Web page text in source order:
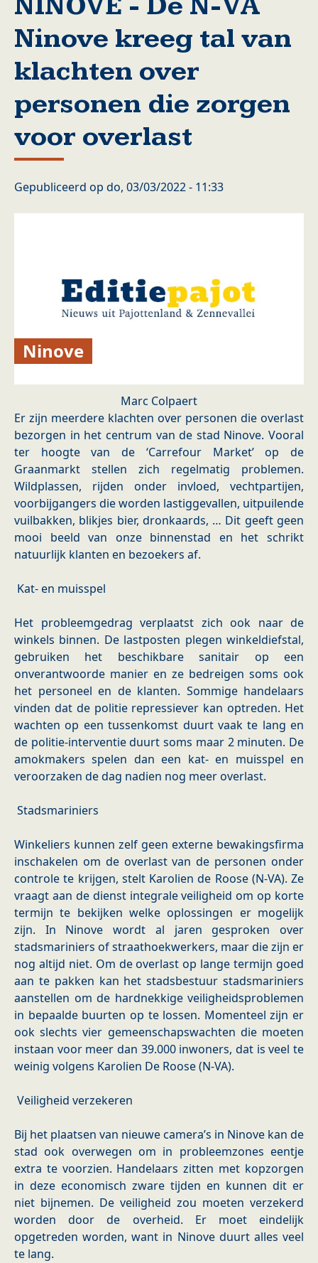
Ninove kreeg tal van
klachten over
personen die zorgen
voor overlast
Gepubliceerd op do, 03/03/2022 - 11:33
Ninove
Marc Colpaert
Er zijn meerdere klachten over personen die overlast
bezorgen in het centrum van de stad Ninove. Vooral
ter hoogte van de ‘Carrefour Market’ op de
Graanmarkt stellen zich regelmatig problemen.
Wildplassen, rijden onder invloed, vechtpartijen,
voorbijgangers die worden lastiggevallen, uitpuilende
vuilbakken, blikjes bier, dronkaards, … Dit geeft geen
mooi beeld van onze binnenstad en het schrikt
natuurlijk klanten en bezoekers af.
Kat- en muisspel
Het probleemgedrag verplaatst zich ook naar de
winkels binnen. De lastposten plegen winkeldiefstal,
gebruiken het beschikbare sanitair op een
onverantwoorde manier en ze bedreigen soms ook
het personeel en de klanten. Sommige handelaars
vinden dat de politie repressiever kan optreden. Het
wachten op een tussenkomst duurt vaak te lang en
de politie-interventie duurt soms maar 2 minuten. De
amokmakers spelen dan een kat- en muisspel en
veroorzaken de dag nadien nog meer overlast.
Stadsmariniers
Winkeliers kunnen zelf geen externe bewakingsfirma
inschakelen om de overlast van de personen onder
controle te krijgen, stelt Karolien de Roose (N-VA). Ze
vraagt aan de dienst integrale veiligheid om op korte
termijn te bekijken welke oplossingen er mogelijk
zijn. In Ninove wordt al jaren gesproken over
stadsmariniers of straathoekwerkers, maar die zijn er
nog altijd niet. Om de overlast op lange termijn goed
aan te pakken kan het stadsbestuur stadsmariniers
aanstellen om de hardnekkige veiligheidsproblemen
in bepaalde buurten op te lossen. Momenteel zijn er
ook slechts vier gemeenschapswachten die moeten
instaan voor meer dan 39.000 inwoners, dat is veel te
weinig volgens Karolien De Roose (N-VA).
Veiligheid verzekeren
Bij het plaatsen van nieuwe camera’s in Ninove kan de
stad ook overwegen om in probleemzones eentje
extra te voorzien. Handelaars zitten met kopzorgen
in deze economisch zware tijden en kunnen dit er
niet bijnemen. De veiligheid zou moeten verzekerd
worden door de overheid. Er moet eindelijk
opgetreden worden, want in Ninove duurt alles veel
te lang.